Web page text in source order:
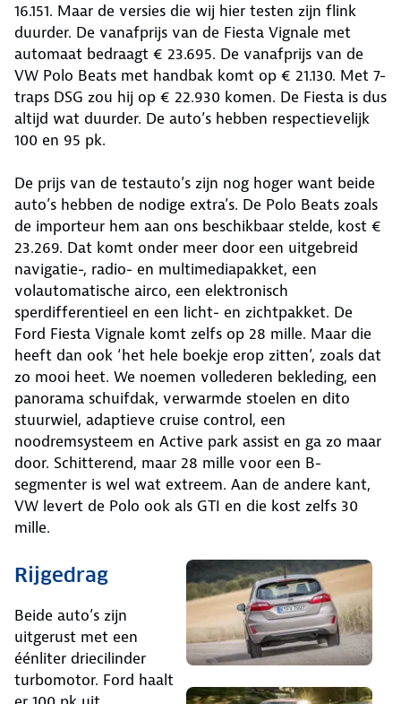
16.151. Maar de versies die wij hier testen zijn flink
duurder. De vanafprijs van de Fiesta Vignale met
automaat bedraagt € 23.695. De vanafprijs van de
VW Polo Beats met handbak komt op € 21.130. Met 7-
traps DSG zou hij op € 22.930 komen. De Fiesta is dus
altijd wat duurder. De auto’s hebben respectievelijk
100 en 95 pk.
De prijs van de testauto’s zijn nog hoger want beide
auto’s hebben de nodige extra’s. De Polo Beats zoals
de importeur hem aan ons beschikbaar stelde, kost €
23.269. Dat komt onder meer door een uitgebreid
navigatie-, radio- en multimediapakket, een
volautomatische airco, een elektronisch
sperdifferentieel en een licht- en zichtpakket. De
Ford Fiesta Vignale komt zelfs op 28 mille. Maar die
heeft dan ook ‘het hele boekje erop zitten’, zoals dat
zo mooi heet. We noemen vollederen bekleding, een
panorama schuifdak, verwarmde stoelen en dito
stuurwiel, adaptieve cruise control, een
noodremsysteem en Active park assist en ga zo maar
door. Schitterend, maar 28 mille voor een B-
segmenter is wel wat extreem. Aan de andere kant,
VW levert de Polo ook als GTI en die kost zelfs 30
mille.
Rijgedrag
Beide auto’s zijn
uitgerust met een
éénliter driecilinder
turbomotor. Ford haalt